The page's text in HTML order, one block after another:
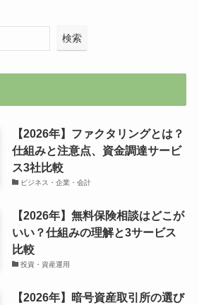
検索
【2026年】ファクタリングとは？
仕組みと注意点、資金調達サービ
ス3社比較
ビジネス・企業・会計
【2026年】無料保険相談はどこが
いい？仕組みの理解と3サービス
比較
投資・資産運用
【2026年】暗号資産取引所の選び